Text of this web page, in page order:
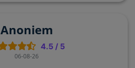
Anoniem
4.5/ 5
06-08-26